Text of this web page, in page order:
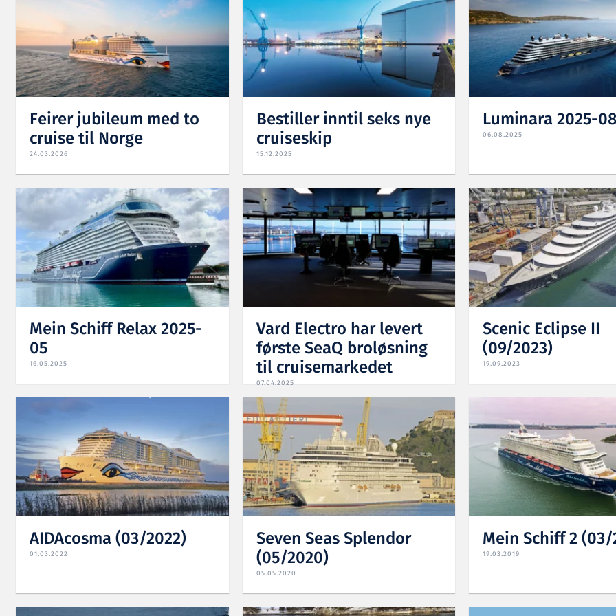
Feirer jubileum med to
cruise til Norge
24.03.2026
Bestiller inntil seks nye
cruiseskip
15.12.2025
Luminara 2025-
06.08.2025
Mein Schiff Relax 2025-
05
16.05.2025
Vard Electro har levert
første SeaQ broløsning
til cruisemarkedet
07.04.2025
Scenic Eclipse II
(09/2023)
19.09.2023
AIDAcosma (03/2022)
01.03.2022
Seven Seas Splendor
(05/2020)
05.05.2020
Mein Schiff 2
19.03.2019